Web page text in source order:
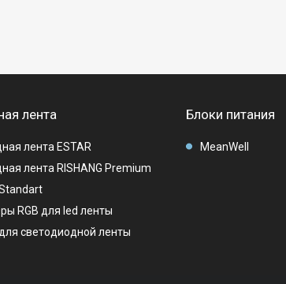
лента
лента ESTAR
лента RISHANG Premium
RGB для led ленты
светодиодной ленты
Блоки питания
MeanWell